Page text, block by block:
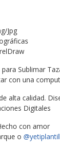
Jpg
Sublimar
con una
alta calidad.
Digitales
con amor
o